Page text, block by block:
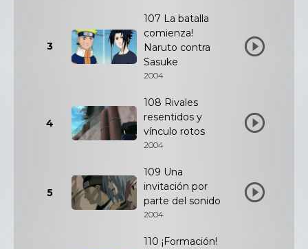
3
107 La batalla
comienza!
Naruto contra
Sasuke
2004
4
108 Rivales
resentidos y
vínculo rotos
2004
5
109 Una
invitación por
parte del sonido
2004
110 ¡Formación!